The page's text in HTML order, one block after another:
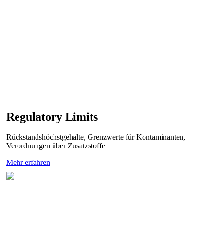
Regulatory Limits
Rückstandshöchstgehalte, Grenzwerte für Kontaminanten,
Verordnungen über Zusatzstoffe
Mehr erfahren